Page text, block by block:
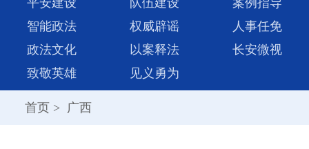
平安建设
队伍建设
案例指导
智能政法
权威辟谣
人事任免
政法文化
以案释法
长安微视
致敬英雄
见义勇为
首页 > 广西